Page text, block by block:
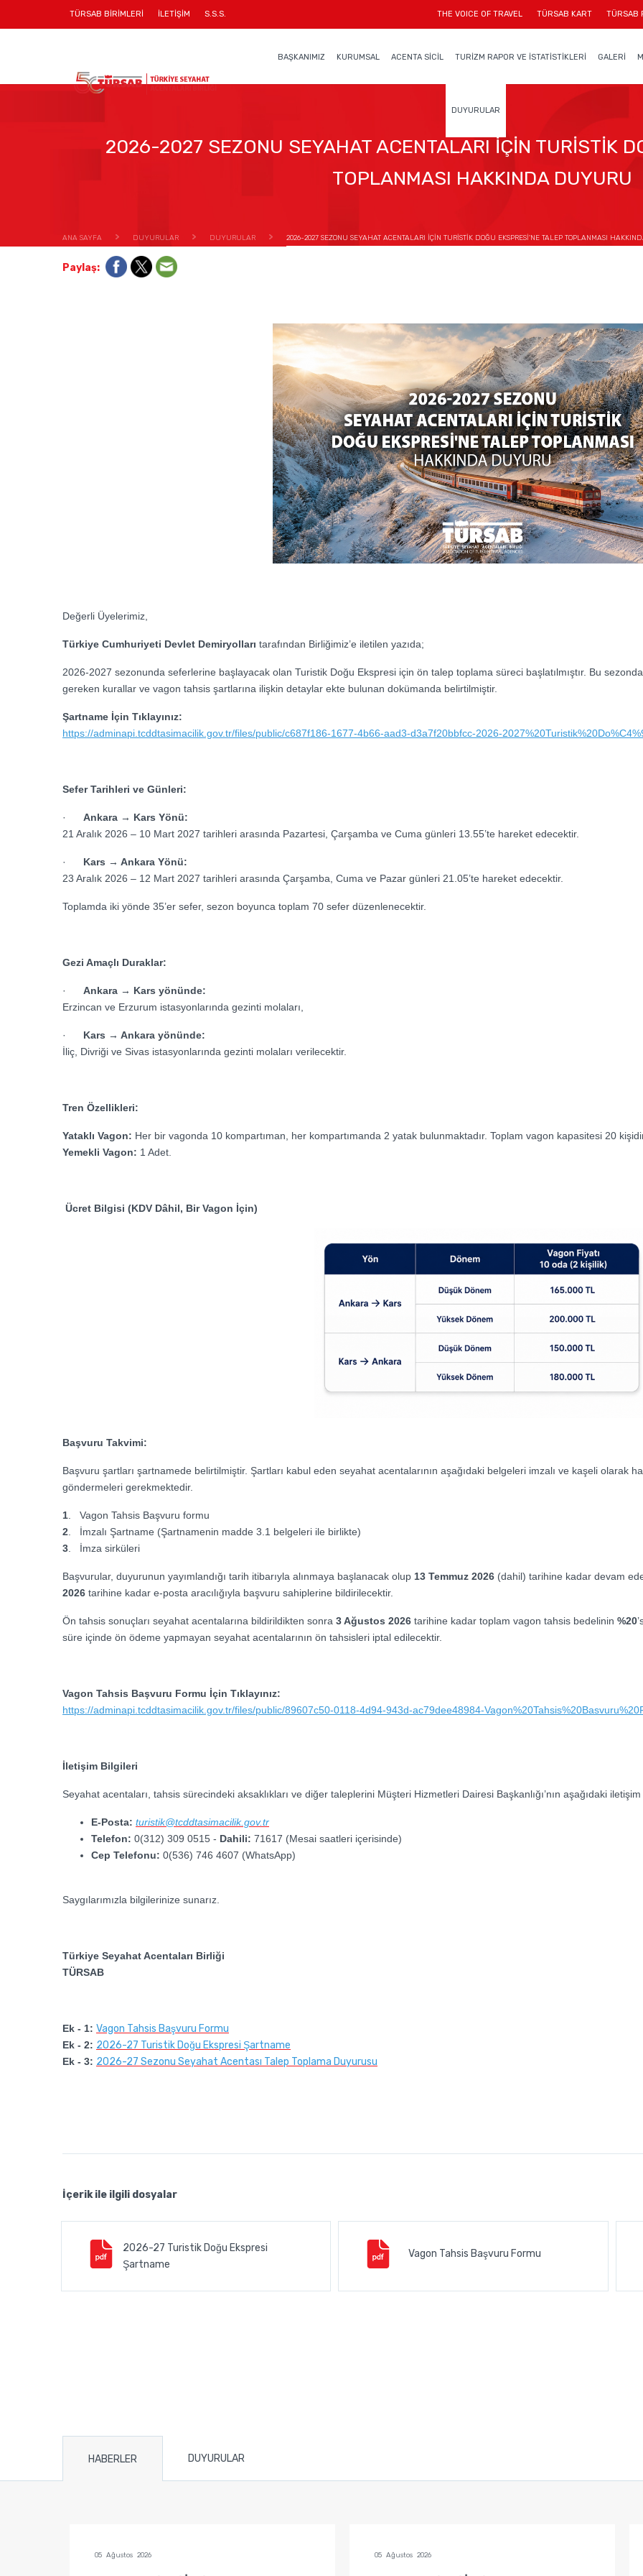
TÜRSAB BİRİMLERİ İLETİŞİM S.S.S. THE VOICE OF TRAVEL TÜRSAB KART TÜRSAB
BAŞKANIMIZ KURUMSAL ACENTA SİCİL TURİZM RAPOR VE İSTATİSTİKLERİ GALERİ
DUYURULAR
2026-2027 SEZONU SEYAHAT ACENTALARI İÇİN TURİSTİK
TOPLANMASI HAKKINDA DUYURU
ANA SAYFA DUYURULAR DUYURULAR 2026-2027 SEZONU SEYAHAT ACENTALARI İÇİN TURİSTİK DOĞU EKSPRESİ'NE TALEP TOPLANMASI
Paylaş:
Değerli Üyelerimiz,
Türkiye Cumhuriyeti Devlet Demiryolları tarafından Birliğimiz’e iletilen yazıda;
2026-2027 sezonunda seferlerine başlayacak olan Turistik Doğu Ekspresi için ön talep toplama süreci başlatılmıştır. Bu
gereken kurallar ve vagon tahsis şartlarına ilişkin detaylar ekte bulunan dokümanda belirtilmiştir.
Şartname İçin Tıklayınız:
https://adminapi.tcddtasimacilik.gov.tr/files/public/c687f186-1677-4b66-aad3-d3a7f20bbfcc-2026-
Sefer Tarihleri ve Günleri:
· Ankara → Kars Yönü:
21 Aralık 2026 – 10 Mart 2027 tarihleri arasında Pazartesi, Çarşamba ve Cuma günleri 13.55’te hareket edecektir.
· Kars → Ankara Yönü:
23 Aralık 2026 – 12 Mart 2027 tarihleri arasında Çarşamba, Cuma ve Pazar günleri 21.05’te hareket edecektir.
Toplamda iki yönde 35’er sefer, sezon boyunca toplam 70 sefer düzenlenecektir.
Gezi Amaçlı Duraklar:
· Ankara → Kars yönünde:
Erzincan ve Erzurum istasyonlarında gezinti molaları,
· Kars → Ankara yönünde:
İliç, Divriği ve Sivas istasyonlarında gezinti molaları verilecektir.
Tren Özellikleri:
Yataklı Vagon: Her bir vagonda 10 kompartıman, her kompartımanda 2 yatak bulunmaktadır. Toplam vagon kapasitesi 20
Yemekli Vagon: 1 Adet.
Ücret Bilgisi (KDV Dâhil, Bir Vagon İçin)
Başvuru Takvimi:
Başvuru şartları şartnamede belirtilmiştir. Şartları kabul eden seyahat acentalarının aşağıdaki belgeleri imzalı ve kaşeli olarak
göndermeleri gerekmektedir.
1 . Vagon Tahsis Başvuru formu
2 . İmzalı Şartname (Şartnamenin madde 3.1 belgeleri ile birlikte)
3 . İmza sirküleri
Başvurular, duyurunun yayımlandığı tarih itibarıyla alınmaya başlanacak olup 13 Temmuz 2026 (dahil) tarihine kadar devam
2026 tarihine kadar e-posta aracılığıyla başvuru sahiplerine bildirilecektir.
Ön tahsis sonuçları seyahat acentalarına bildirildikten sonra 3 Ağustos 2026 tarihine kadar toplam vagon tahsis bedelinin %20
süre içinde ön ödeme yapmayan seyahat acentalarının ön tahsisleri iptal edilecektir.
Vagon Tahsis Başvuru Formu İçin Tıklayınız:
https://adminapi.tcddtasimacilik.gov.tr/files/public/89607c50-0118-4d94-943d-ac79dee48984-
İletişim Bilgileri
Seyahat acentaları, tahsis sürecindeki aksaklıkları ve diğer taleplerini Müşteri Hizmetleri Dairesi Başkanlığı’nın aşağıdaki
E-Posta: turistik@tcddtasimacilik.gov.tr
Telefon: 0(312) 309 0515 - Dahili: 71617 (Mesai saatleri içerisinde)
Cep Telefonu: 0(536) 746 4607 (WhatsApp)
Saygılarımızla bilgilerinize sunarız.
Türkiye Seyahat Acentaları Birliği
TÜRSAB
Ek - 1: Vagon Tahsis Başvuru Formu
Ek - 2: 2026-27 Turistik Doğu Ekspresi Şartname
Ek - 3: 2026-27 Sezonu Seyahat Acentası Talep Toplama Duyurusu
İçerik ile ilgili dosyalar
2026-27 Turistik Doğu Ekspresi
Şartname
Vagon Tahsis Başvuru Formu
HABERLER DUYURULAR
05 Ağustos 2026 05 Ağustos 2026